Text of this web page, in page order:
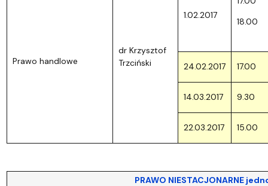
Prawo handlowe
dr Krzysztof
Trzciński
1.02.2017
18.00
24.02.2017 17.00
14.03.2017 9.30
22.03.2017 15.00
PRAWO NIESTACJONARNE